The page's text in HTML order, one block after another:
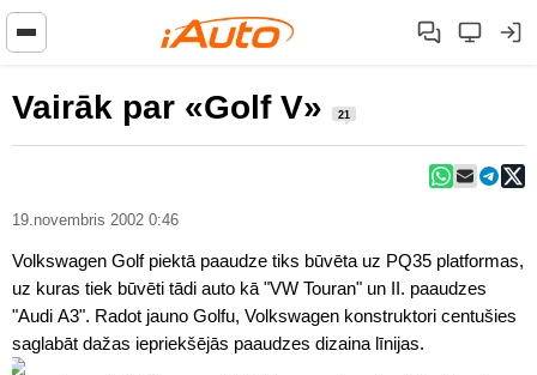
Vairāk par «Golf V» 21
19.novembris 2002 0:46
Volkswagen Golf piektā paaudze tiks būvēta uz PQ35 platformas,
uz kuras tiek būvēti tādi auto kā "VW Touran" un II. paaudzes
"Audi A3". Radot jauno Golfu, Volkswagen konstruktori centušies
saglabāt dažas iepriekšējās paaudzes dizaina līnijas.